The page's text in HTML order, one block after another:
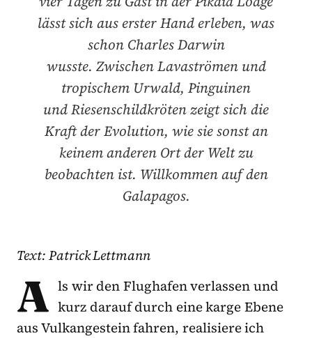
lässt sich aus erster Hand erleben, was
schon Charles Darwin
wusste. Zwischen Lavaströmen und
tropischem Urwald, Pinguinen
und Riesenschildkröten zeigt sich die
Kraft der Evolution, wie sie sonst an
keinem anderen Ort der Welt zu
beobachten ist. Willkommen auf den
Galapagos.
Text: Patrick Lettmann
A ls wir den Flughafen verlassen und
kurz darauf durch eine karge Ebene
aus Vulkangestein fahren, realisiere ich